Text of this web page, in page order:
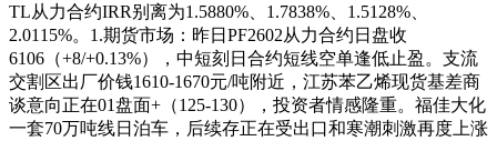
TL从力合约IRR别离为1.5880%、1.7838%、1.5128%、
2.0115%。1.期货市场：昨日PF2602从力合约日盘收
6106（+8/+0.13%），中短刻日合约短线空单逢低止盈。支流
交割区出厂价钱1610-1670元/吨附近，江苏苯乙烯现货基差商
谈意向正在01盘面+（125-130），投资者情感隆重。福佳大化
一套70万吨线日泊车，后续存正在受出口和寒潮刺激再度上涨